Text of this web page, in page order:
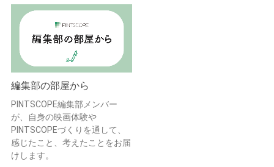
編集部の部屋から
PINTSCOPE編集部メンバー
が、自身の映画体験や
PINTSCOPEづくりを通して、
感じたこと、考えたことをお届
けします。